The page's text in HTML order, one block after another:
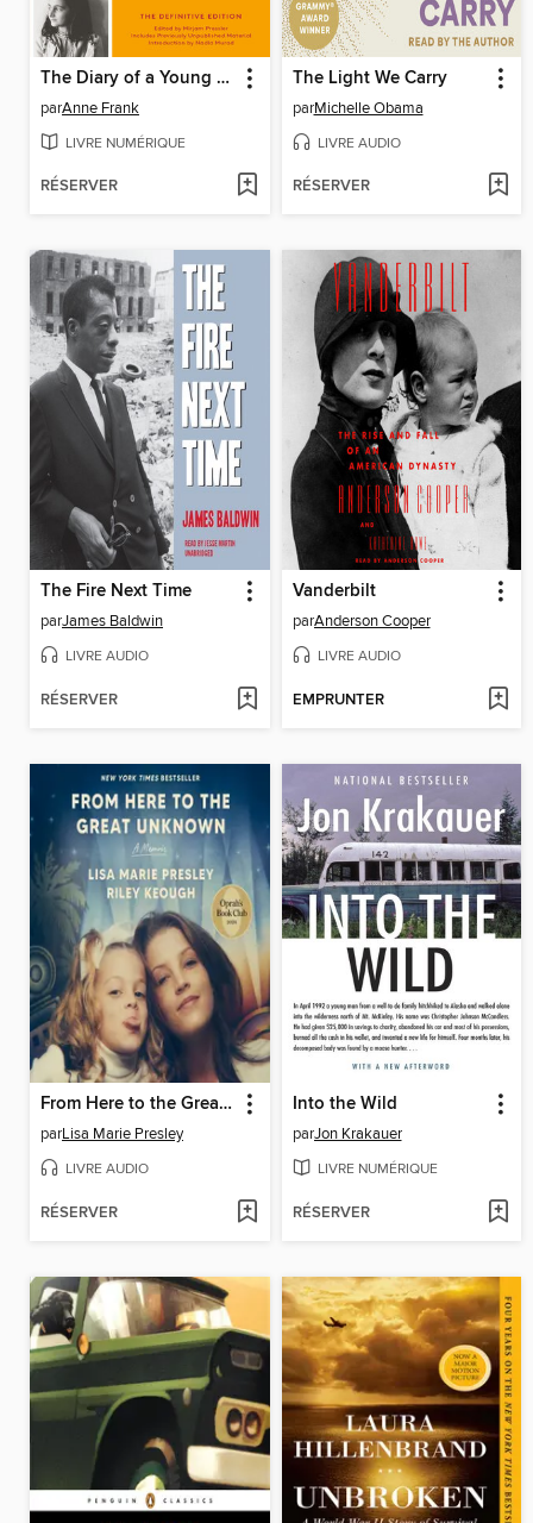
The Diary of a Young Girl
parAnne Frank
LIVRE NUMÉRIQUE
RÉSERVER
The Light We Carry
parMichelle Obama
LIVRE AUDIO
RÉSERVER
The Fire Next Time
parJames Baldwin
LIVRE AUDIO
RÉSERVER
Vanderbilt
parAnderson Cooper
LIVRE AUDIO
EMPRUNTER
From Here to the Great Unknown
parLisa Marie Presley
LIVRE AUDIO
RÉSERVER
Into the Wild
parJon Krakauer
LIVRE NUMÉRIQUE
RÉSERVER